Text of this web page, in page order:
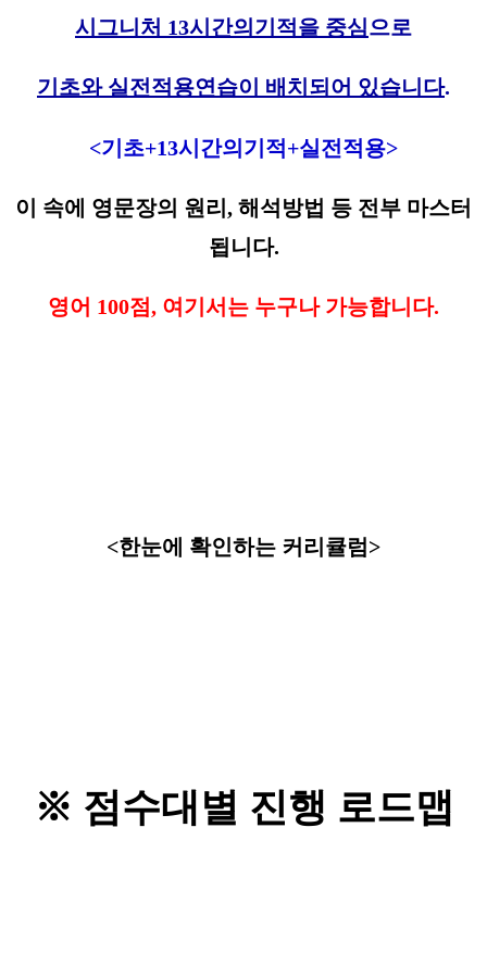
시그니처 13시간의기적을 중심으로
기초와 실전적용연습이 배치되어 있습니다.
<기초+13시간의기적+실전적용>
이 속에 영문장의 원리, 해석방법 등 전부 마스터
됩니다.
영어 100점, 여기서는 누구나 가능합니다.
<한눈에 확인하는 커리큘럼>
※ 점수대별 진행 로드맵